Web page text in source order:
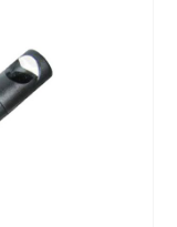
chevron_right